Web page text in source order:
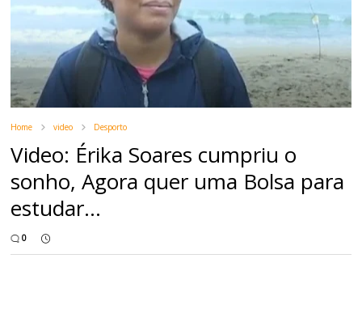
Home video Desporto
Video: Érika Soares cumpriu o
sonho, Agora quer uma Bolsa para
estudar...
0